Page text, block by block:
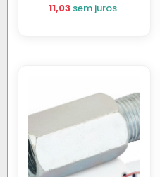
11,03 sem juros